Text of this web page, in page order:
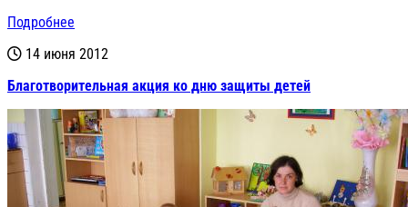
Подробнее
14 июня 2012
Благотворительная акция ко дню защиты детей